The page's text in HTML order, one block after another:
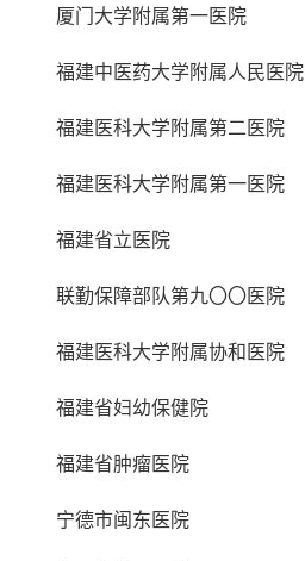
厦门大学附属第一医院
福建中医药大学附属人民医院
福建医科大学附属第二医院
福建医科大学附属第一医院
福建省立医院
联勤保障部队第九〇〇医院
福建医科大学附属协和医院
福建省妇幼保健院
福建省肿瘤医院
宁德市闽东医院